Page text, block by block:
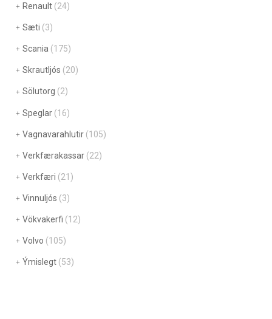
Renault (24)
Sæti (3)
Scania (175)
Skrautljós (20)
Sölutorg (2)
Speglar (16)
Vagnavarahlutir (105)
Verkfærakassar (22)
Verkfæri (21)
Vinnuljós (3)
Vökvakerfi (12)
Volvo (105)
Ýmislegt (53)